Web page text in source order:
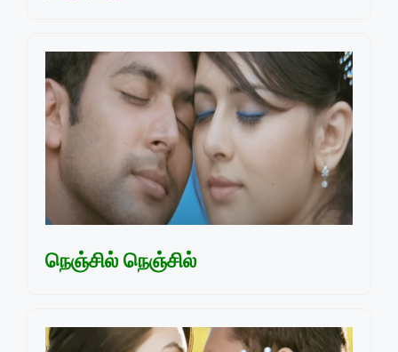
நெஞ்சில் நெஞ்சில்